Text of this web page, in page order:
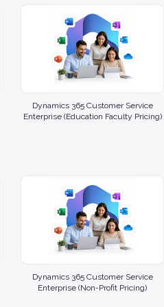
Dynamics 365 Customer Service
Enterprise (Education Faculty Pricing)
Dynamics 365 Customer Service
Enterprise (Non-Profit Pricing)